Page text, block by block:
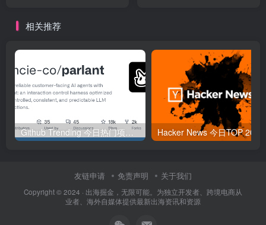
相关推荐
Github Trending 今日热门项目 | 2025-09-06
友链申请 免责声明 关于我们
Copyright © 2024 · 出海掘金，无限可能。为独立开发者、跨境电商从
业者、海外自媒体提供最新出海资讯和资源